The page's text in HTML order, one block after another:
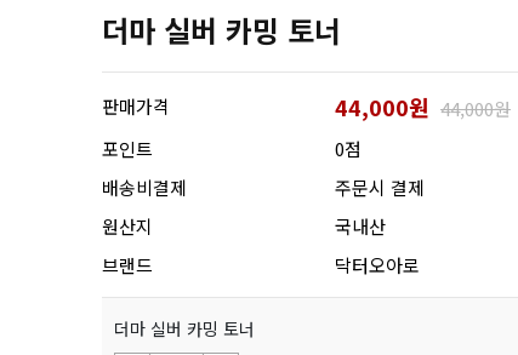
더마 실버 카밍 토너
판매가격 44,000원 44,000원
포인트
0점
배송비결제
주문시 결제
원산지
국내산
브랜드
닥터오아로
더마 실버 카밍 토너